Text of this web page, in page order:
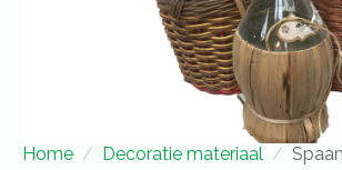
Home Decoratie materiaal